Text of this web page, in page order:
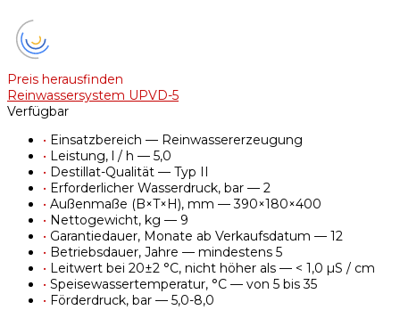
Preis herausfinden
Reinwassersystem UPVD-5
Verfügbar
• Einsatzbereich — Reinwassererzeugung
• Leistung, l / h — 5,0
• Destillat-Qualität — Typ II
• Erforderlicher Wasserdruck, bar — 2
• Außenmaße (B×T×H), mm — 390×180×400
• Nettogewicht, kg — 9
• Garantiedauer, Monate ab Verkaufsdatum — 12
• Betriebsdauer, Jahre — mindestens 5
• Leitwert bei 20±2 °C, nicht höher als — < 1,0 µS / cm
• Speisewassertemperatur, °C — von 5 bis 35
• Förderdruck, bar — 5,0-8,0